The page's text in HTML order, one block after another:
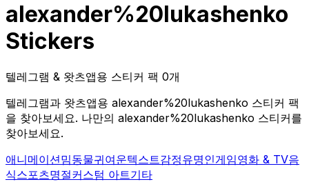
alexander%20lukashenko
Stickers
텔레그램 & 왓츠앱용 스티커 팩 0개
텔레그램과 왓츠앱용 alexander%20lukashenko 스티커 팩
을 찾아보세요. 나만의 alexander%20lukashenko 스티커를
찾아보세요.
애니메이션밈동물귀여운텍스트감정유명인게임영화 & TV음
식스포츠명절커스텀 아트기타